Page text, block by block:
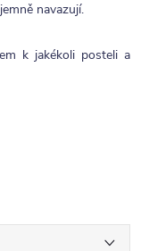
navazují.
k jakékoli posteli a